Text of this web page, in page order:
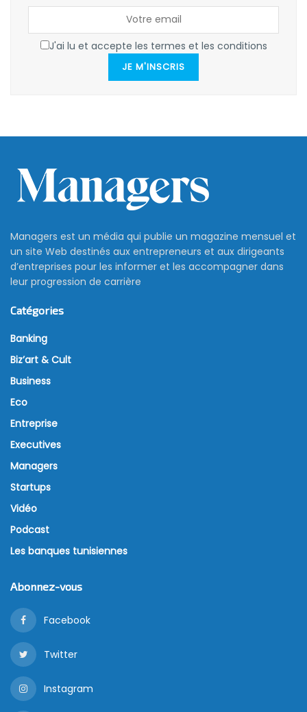
J'ai lu et accepte les termes et les conditions
JE M'INSCRIS
Managers est un média qui publie un magazine mensuel et
un site Web destinés aux entrepreneurs et aux dirigeants
d’entreprises pour les informer et les accompagner dans
leur progression de carrière
Catégories
Banking
Biz’art & Cult
Business
Eco
Entreprise
Executives
Managers
Startups
Vidéo
Podcast
Les banques tunisiennes
Abonnez-vous
Facebook
Twitter
Instagram